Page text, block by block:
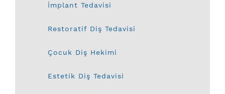
İmplant Tedavisi
Restoratif Diş Tedavisi
Çocuk Diş Hekimi
Estetik Diş Tedavisi